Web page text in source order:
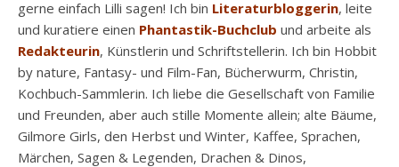
gerne einfach Lilli sagen! Ich bin Literaturbloggerin, leite
und kuratiere einen Phantastik-Buchclub und arbeite als
Redakteurin, Künstlerin und Schriftstellerin. Ich bin Hobbit
by nature, Fantasy- und Film-Fan, Bücherwurm, Christin,
Kochbuch-Sammlerin. Ich liebe die Gesellschaft von Familie
und Freunden, aber auch stille Momente allein; alte Bäume,
Gilmore Girls, den Herbst und Winter, Kaffee, Sprachen,
Märchen, Sagen & Legenden, Drachen & Dinos,